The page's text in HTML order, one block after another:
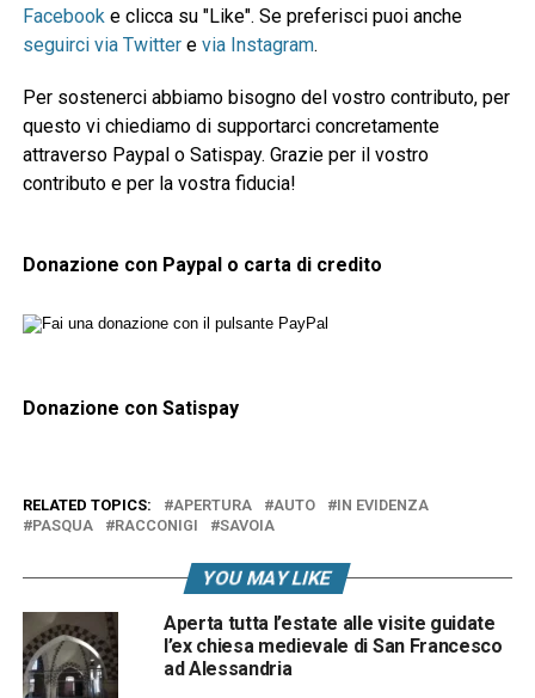
Facebook e clicca su "Like". Se preferisci puoi anche
seguirci via Twittere via Instagram.
Per sostenerci abbiamo bisogno del vostro contributo, per
questo vi chiediamo di supportarci concretamente
attraverso Paypal o Satispay. Grazie per il vostro
contributo e per la vostra fiducia!
Donazione con Paypal o carta di credito
Donazione con Satispay
RELATED TOPICS: APERTURA AUTO
IN EVIDENZA
PASQUA
RACCONIGI SAVOIA
YOU MAY LIKE
Aperta tutta l’estate alle visite guidate
l’ex chiesa medievale di San Francesco
ad Alessandria